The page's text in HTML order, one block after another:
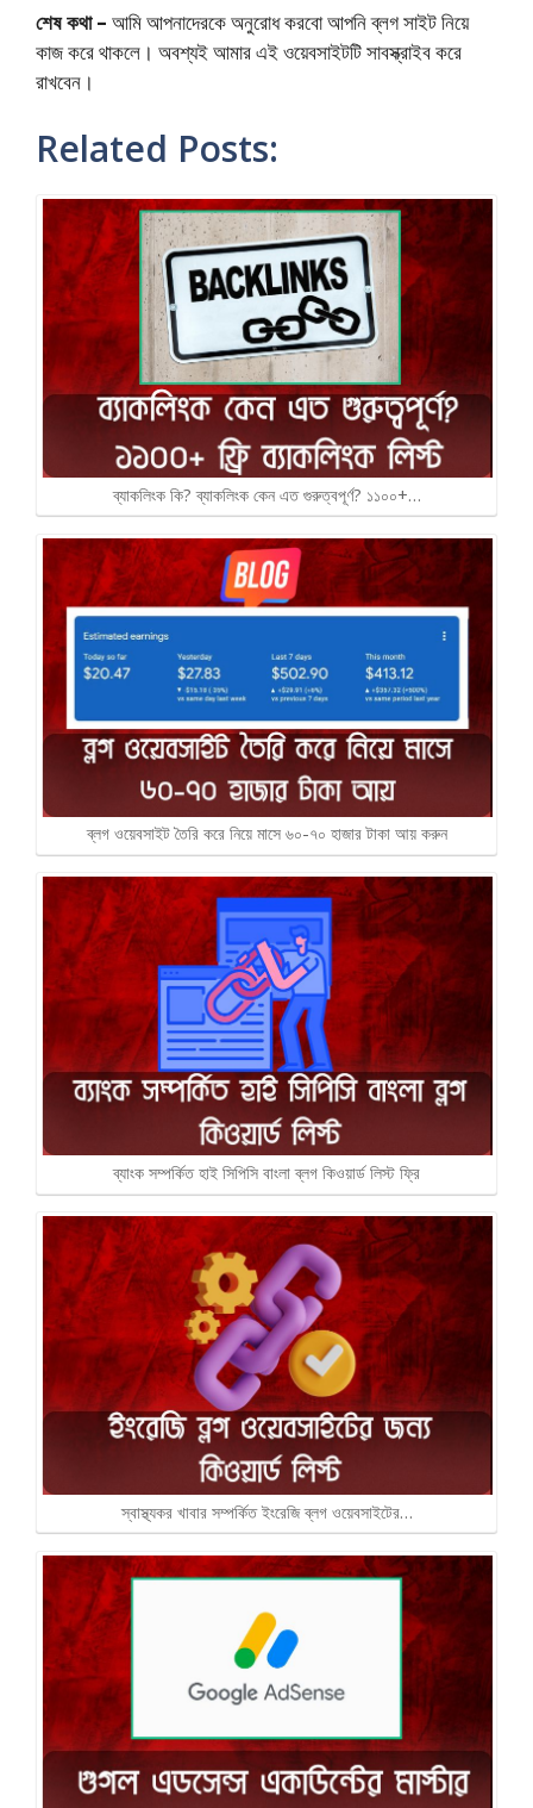
শেষ কথা – আমি আপনাদেরকে অনুরোধ করবো আপনি ব্লগ সাইট নিয়ে
কাজ করে থাকলে। অবশ্যই আমার এই ওয়েবসাইটটি সাবস্ক্রাইব করে
রাখবেন।
Related Posts:
ব্যাকলিংক কি? ব্যাকলিংক কেন এত গুরুত্বপূর্ণ? ১১০০+…
ব্লগ ওয়েবসাইট তৈরি করে নিয়ে মাসে ৬০-৭০ হাজার টাকা আয় করুন
ব্যাংক সম্পর্কিত হাই সিপিসি বাংলা ব্লগ কিওয়ার্ড লিস্ট ফ্রি
স্বাস্থ্যকর খাবার সম্পর্কিত ইংরেজি ব্লগ ওয়েবসাইটের…